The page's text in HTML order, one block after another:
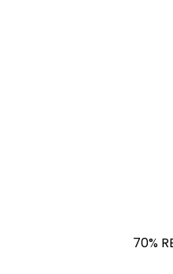
70%